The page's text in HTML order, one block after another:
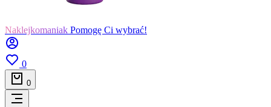
Naklejkomaniak Pomogę Ci wybrać!
0
0